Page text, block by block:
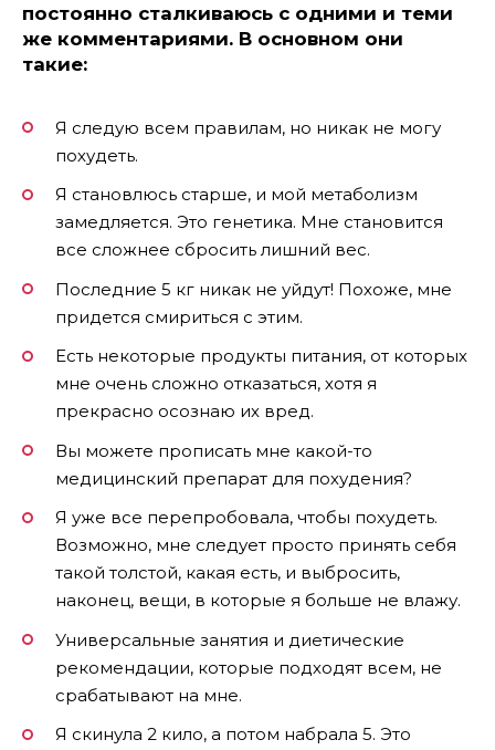
постоянно сталкиваюсь с одними и теми
же комментариями. В основном они
такие:
Я следую всем правилам, но никак не могу
похудеть.
Я становлюсь старше, и мой метаболизм
замедляется. Это генетика. Мне становится
все сложнее сбросить лишний вес.
Последние 5 кг никак не уйдут! Похоже, мне
придется смириться с этим.
Есть некоторые продукты питания, от которых
мне очень сложно отказаться, хотя я
прекрасно осознаю их вред.
Вы можете прописать мне какой-то
медицинский препарат для похудения?
Я уже все перепробовала, чтобы похудеть.
Возможно, мне следует просто принять себя
такой толстой, какая есть, и выбросить,
наконец, вещи, в которые я больше не влажу.
Универсальные занятия и диетические
рекомендации, которые подходят всем, не
срабатывают на мне.
Я скинула 2 кило, а потом набрала 5. Это